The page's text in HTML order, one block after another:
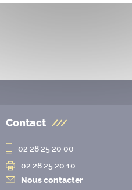
Contact
02 28 25 20 00
02 28 25 20 10
Nous contacter